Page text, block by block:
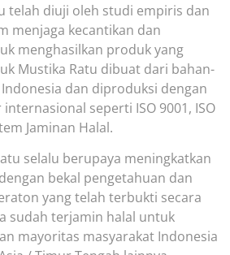
telah diuji oleh studi empiris dan
menjaga kecantikan dan
menghasilkan produk yang
Mustika Ratu dibuat dari bahan-
dan diproduksi dengan
seperti ISO 9001, ISO
Jaminan Halal.
selalu berupaya meningkatkan
bekal pengetahuan dan
yang telah terbukti secara
sudah terjamin halal untuk
mayoritas masyarakat Indonesia